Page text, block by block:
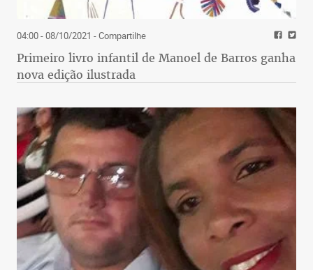
04:00 - 08/10/2021 - Compartilhe
Primeiro livro infantil de Manoel de Barros ganha
nova edição ilustrada